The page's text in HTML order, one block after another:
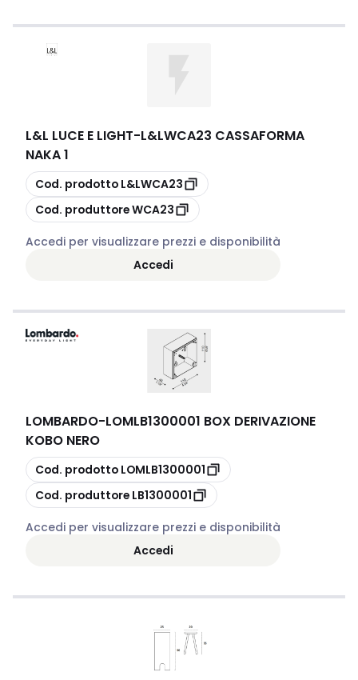
L&L LUCE E LIGHT-L&LWCA23 CASSAFORMA
NAKA 1
copia
Cod. prodotto L&LWCA23
copia
Cod. produttoreWCA23
Accedi per visualizzare prezzi e disponibilità
Accedi
LOMBARDO-LOMLB1300001 BOX DERIVAZIONE
KOBO NERO
copia
Cod. prodotto LOMLB1300001
copia
Cod. produttore LB1300001
Accedi per visualizzare prezzi e disponibilità
Accedi